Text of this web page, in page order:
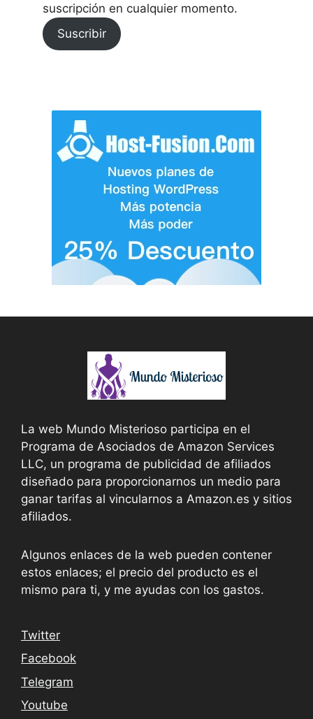
suscripción en cualquier momento.
Suscribir
La web Mundo Misterioso participa en el
Programa de Asociados de Amazon Services
LLC, un programa de publicidad de afiliados
diseñado para proporcionarnos un medio para
ganar tarifas al vincularnos a Amazon.es y sitios
afiliados.
Algunos enlaces de la web pueden contener
estos enlaces; el precio del producto es el
mismo para ti, y me ayudas con los gastos.
Twitter
Facebook
Telegram
Youtube